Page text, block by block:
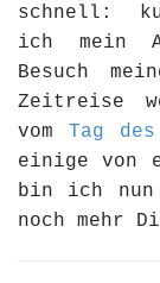
schnell:
ich mein
Besuch
Zeitreise
vom Tag
einige von
bin ich nun
noch mehr